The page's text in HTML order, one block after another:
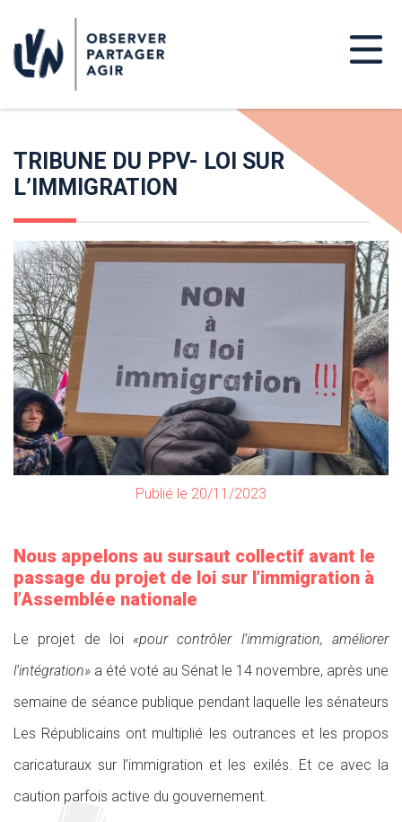
TRIBUNE DU PPV- LOI SUR
L’IMMIGRATION
Publié le 20/11/2023
Nous appelons au sursaut collectif avant le
passage du projet de loi sur l’immigration à
l’Assemblée nationale
Le projet de loi «pour contrôler l’immigration, améliorer
l’intégration» a été voté au Sénat le 14 novembre, après une
semaine de séance publique pendant laquelle les sénateurs
Les Républicains ont multiplié les outrances et les propos
caricaturaux sur l’immigration et les exilés. Et ce avec la
caution parfois active du gouvernement.